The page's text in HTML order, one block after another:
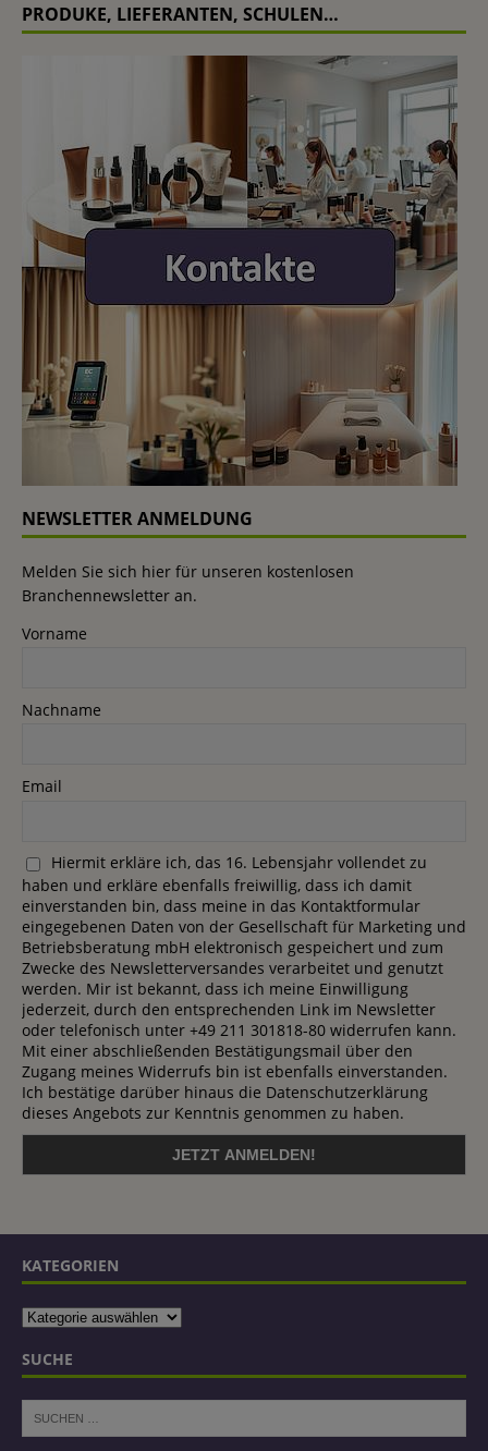
PRODUKE, LIEFERANTEN, SCHULEN…
NEWSLETTER ANMELDUNG
Melden Sie sich hier für unseren kostenlosen
Branchennewsletter an.
Vorname
Nachname
Email
Hiermit erkläre ich, das 16. Lebensjahr vollendet zu
haben und erkläre ebenfalls freiwillig, dass ich damit
einverstanden bin, dass meine in das Kontaktformular
eingegebenen Daten von der Gesellschaft für Marketing und
Betriebsberatung mbH elektronisch gespeichert und zum
Zwecke des Newsletterversandes verarbeitet und genutzt
werden. Mir ist bekannt, dass ich meine Einwilligung
jederzeit, durch den entsprechenden Link im Newsletter
oder telefonisch unter +49 211 301818-80 widerrufen kann.
Mit einer abschließenden Bestätigungsmail über den
Zugang meines Widerrufs bin ist ebenfalls einverstanden.
Ich bestätige darüber hinaus die Datenschutzerklärung
dieses Angebots zur Kenntnis genommen zu haben.
KATEGORIEN
SUCHE